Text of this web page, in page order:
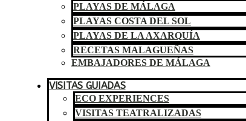
PLAYAS DE MÁLAGA
PLAYAS COSTA DEL SOL
PLAYAS DE LA AXARQUÍA
RECETAS MALAGUEÑAS
EMBAJADORES DE MÁLAGA
VISITAS GUIADAS
ECO EXPERIENCES
VISITAS TEATRALIZADAS